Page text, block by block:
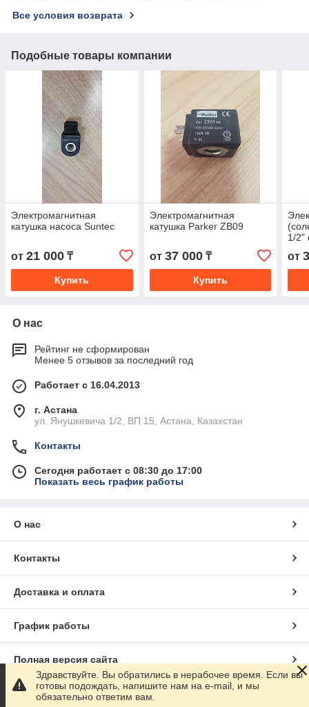
Все условия возврата
Подобные товары компании
Электромагнитная
катушка насоса Suntec
от 21 000 ₸
Купить
Электромагнитная
катушка Parker ZB09
от 37 000₸
Купить
1/2"
от
О нас
Рейтинг не сформирован
Менее 5 отзывов за последний год
Работает с 16.04.2013
г. Астана
ул. Янушкевича 1/2, ВП 15, Астана, Казахстан
Контакты
Сегодня работает с 08:30 до 17:00
Показать весь график работы
О нас
Контакты
Доставка и оплата
График работы
Полная версия сайта
Сайт создан на маркетплейсе
Здравствуйте. Вы обратились в нерабочее время. Если вы
готовы подождать, напишите нам на e-mail, и мы
обязательно ответим вам.